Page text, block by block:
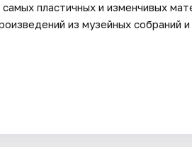
пластичных и изменчивых
из музейных собраний и